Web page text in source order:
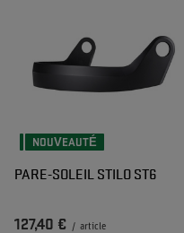
NOUVEAUTÉ
PARE-SOLEIL STILO ST6
127,40 € / article